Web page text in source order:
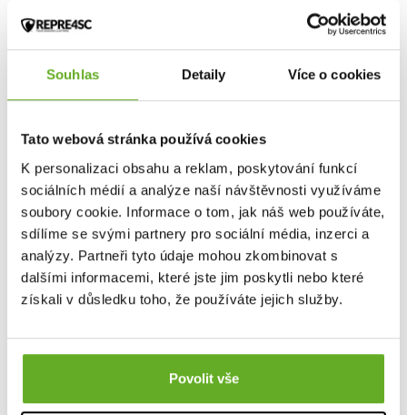
Souhlas Detaily Více o cookies
Tato webová stránka používá cookies
K personalizaci obsahu a reklam, poskytování funkcí
sociálních médií a analýze naší návštěvnosti využíváme
soubory cookie. Informace o tom, jak náš web používáte,
sdílíme se svými partnery pro sociální média, inzerci a
analýzy. Partneři tyto údaje mohou zkombinovat s
dalšími informacemi, které jste jim poskytli nebo které
získali v důsledku toho, že používáte jejich služby.
Povolit vše